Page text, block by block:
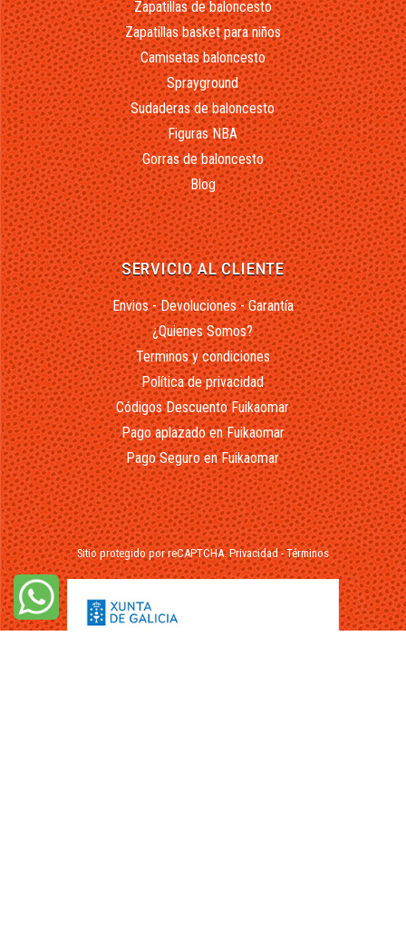
Zapatillas de baloncesto
Zapatillas basket para niños
Camisetas baloncesto
Sprayground
Sudaderas de baloncesto
Figuras NBA
Gorras de baloncesto
Blog
SERVICIO AL CLIENTE
Envios - Devoluciones - Garantía
¿Quienes Somos?
Terminos y condiciones
Política de privacidad
Códigos Descuento Fuikaomar
Pago aplazado en Fuikaomar
Pago Seguro en Fuikaomar
Sitio protegido por reCAPTCHA.Privacidad-Términos